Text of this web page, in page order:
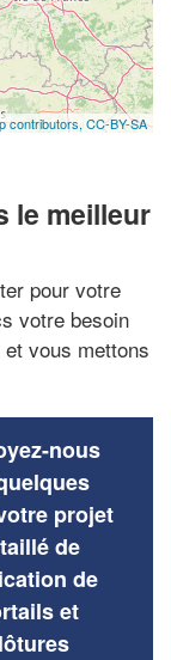
contributors, CC-BY-SA
le meilleur
pour votre
votre besoin
vous mettons
nous
projet
de
de
et